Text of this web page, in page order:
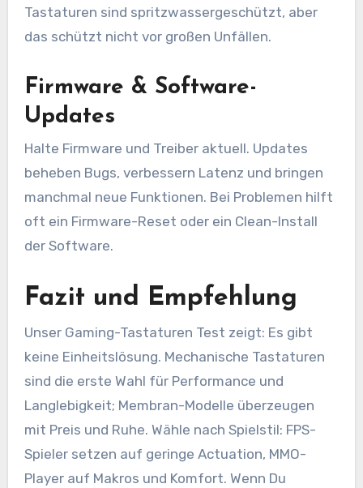
Tastaturen sind spritzwassergeschützt, aber
das schützt nicht vor großen Unfällen.
Firmware & Software-
Updates
Halte Firmware und Treiber aktuell. Updates
beheben Bugs, verbessern Latenz und bringen
manchmal neue Funktionen. Bei Problemen hilft
oft ein Firmware-Reset oder ein Clean-Install
der Software.
Fazit und Empfehlung
Unser Gaming-Tastaturen Test zeigt: Es gibt
keine Einheitslösung. Mechanische Tastaturen
sind die erste Wahl für Performance und
Langlebigkeit; Membran-Modelle überzeugen
mit Preis und Ruhe. Wähle nach Spielstil: FPS-
Spieler setzen auf geringe Actuation, MMO-
Player auf Makros und Komfort. Wenn Du